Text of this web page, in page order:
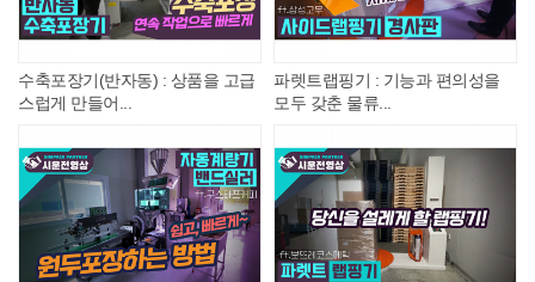
수축포장기(반자동) : 상품을 고급
스럽게 만들어...
파렛트랩핑기 : 기능과 편의성을
모두 갖춘 물류...